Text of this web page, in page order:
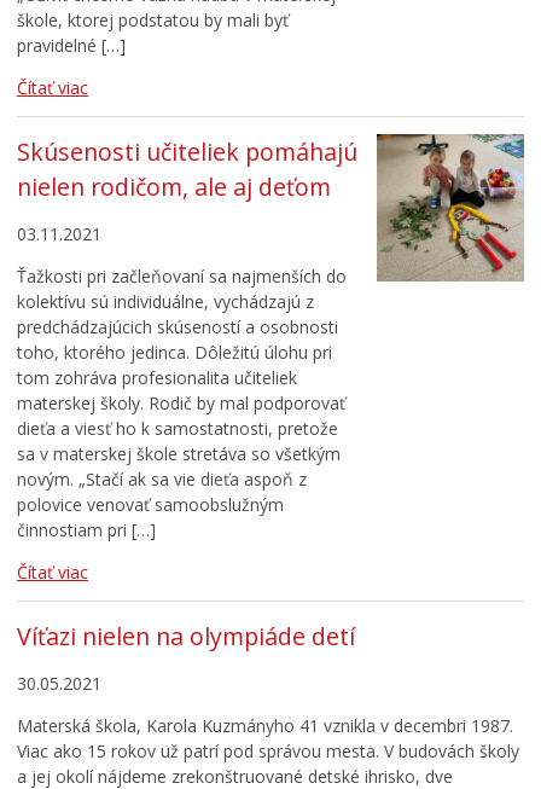
škole, ktorej podstatou by mali byť
pravidelné […]
Čítať viac
Skúsenosti učiteliek pomáhajú
nielen rodičom, ale aj deťom
03.11.2021
Ťažkosti pri začleňovaní sa najmenších do
kolektívu sú individuálne, vychádzajú z
predchádzajúcich skúseností a osobnosti
toho, ktorého jedinca. Dôležitú úlohu pri
tom zohráva profesionalita učiteliek
materskej školy. Rodič by mal podporovať
dieťa a viesť ho k samostatnosti, pretože
sa v materskej škole stretáva so všetkým
novým. „Stačí ak sa vie dieťa aspoň z
polovice venovať samoobslužným
činnostiam pri […]
Čítať viac
Víťazi nielen na olympiáde detí
30.05.2021
Materská škola, Karola Kuzmányho 41 vznikla v decembri 1987.
Viac ako 15 rokov už patrí pod správou mesta. V budovách školy
a jej okolí nájdeme zrekonštruované detské ihrisko, dve